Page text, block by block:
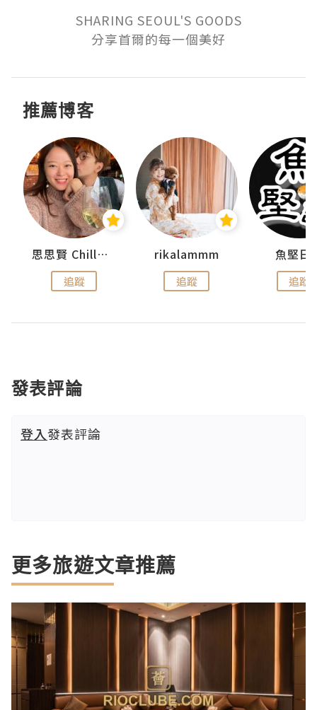
SHARING SEOUL'S GOODS
分享首爾的每一個美好
推薦博客
思思賢 ChillMyBabe
追蹤
rikalammm
追蹤
魚堅日
追蹤
發表評論
登入發表評論
更多旅遊文章推薦